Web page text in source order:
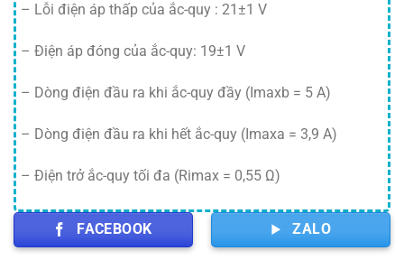
– Lỗi điện áp thấp của ắc-quy : 21±1 V
– Điện áp đóng của ắc-quy: 19±1 V
– Dòng điện đầu ra khi ắc-quy đầy (Imaxb = 5 A)
– Dòng điện đầu ra khi hết ắc-quy (Imaxa = 3,9 A)
– Điện trở ắc-quy tối đa (Rimax = 0,55 Ω)
FACEBOOK ZALO